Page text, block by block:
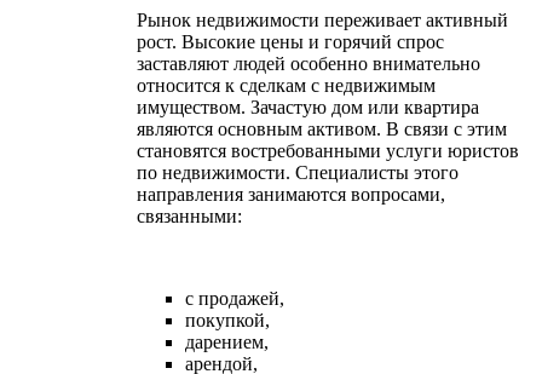
Рынок недвижимости переживает активный
рост. Высокие цены и горячий спрос
заставляют людей особенно внимательно
относится к сделкам с недвижимым
имуществом. Зачастую дом или квартира
являются основным активом. В связи с этим
становятся востребованными услуги юристов
по недвижимости. Специалисты этого
направления занимаются вопросами,
связанными:
с продажей,
покупкой,
дарением,
арендой,